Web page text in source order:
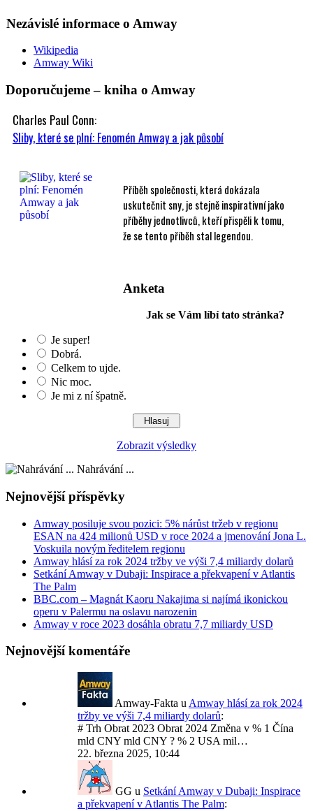
Nezávislé informace o Amway
Wikipedia
Amway Wiki
Doporučujeme – kniha o Amway
Charles Paul Conn:
Sliby, které se plní: Fenomén Amway a jak působí
Příběh společnosti, která dokázala
uskutečnit sny, je stejně inspirativní jako
příběhy jednotlivců, kteří přispěli k tomu,
že se tento příběh stal legendou.
Anketa
Jak se Vám líbí tato stránka?
Je super!
Dobrá.
Celkem to ujde.
Nic moc.
Je mi z ní špatně.
Zobrazit výsledky
Nahrávání ...
Nejnovější příspěvky
Amway posiluje svou pozici: 5% nárůst tržeb v regionu
ESAN na 424 milionů USD v roce 2024 a jmenování Jona L.
Voskuila novým ředitelem regionu
Amway hlásí za rok 2024 tržby ve výši 7,4 miliardy dolarů
Setkání Amway v Dubaji: Inspirace a překvapení v Atlantis
The Palm
BBC.com – Magnát Kaoru Nakajima si najímá ikonickou
operu v Palermu na oslavu narozenin
Amway v roce 2023 dosáhla obratu 7,7 miliardy USD
Nejnovější komentáře
Amway-Fakta u Amway hlásí za rok 2024
tržby ve výši 7,4 miliardy dolarů:
# Trh Obrat 2023 Obrat 2024 Změna v % 1 Čína
mld CNY mld CNY ? % 2 USA mil…
22. března 2025, 10:44
GG u Setkání Amway v Dubaji: Inspirace
a překvapení v Atlantis The Palm: